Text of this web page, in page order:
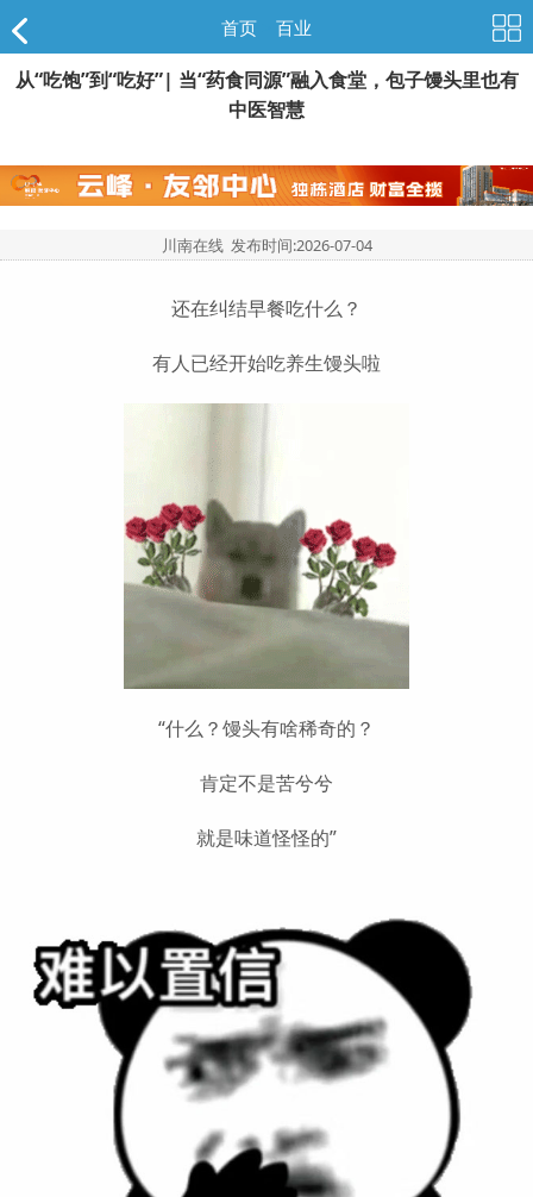
首页 百业
从“吃饱”到“吃好”| 当“药食同源”融入食堂，包子馒头里也有
中医智慧
川南在线 发布时间:2026-07-04
还在纠结早餐吃什么？
有人已经开始吃养生馒头啦
“什么？馒头有啥稀奇的？
肯定不是苦兮兮
就是味道怪怪的”